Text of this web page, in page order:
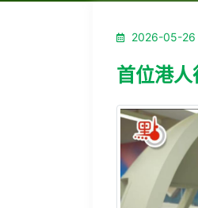
2026-05-26
首位港